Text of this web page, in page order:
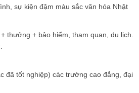
sự kiện đậm màu sắc văn hóa Nhật
thưởng + bảo hiểm, tham quan, du lịch.
đã tốt nghiệp) các trường cao đẳng, đại